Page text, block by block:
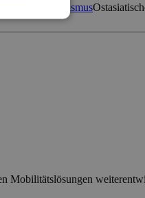
Orientalismus
Mobilitätslösungen